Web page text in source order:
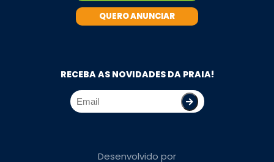
QUERO ANUNCIAR
RECEBA AS NOVIDADES DA PRAIA!
Desenvolvido por